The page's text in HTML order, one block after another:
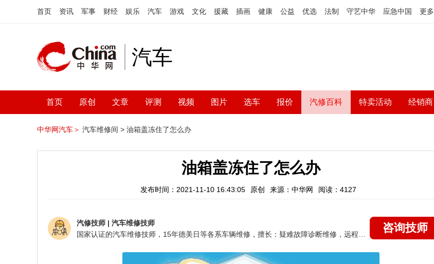
首页 资讯 军事 财经 娱乐 汽车 游戏 文化 援藏 插画 健康 公益 优选 法制 守艺中华 应急中国 更多
汽车
首页 原创 文章 评测 视频 图片 选车 报价 汽修百科 特卖活动 经销商
中华网汽车＞ 汽车维修间 > 油箱盖冻住了怎么办
油箱盖冻住了怎么办
发布时间：2021-11-10 16:43:05 原创 来源：中华网 阅读：4127
汽修技师 | 汽车维修技师
咨询技师